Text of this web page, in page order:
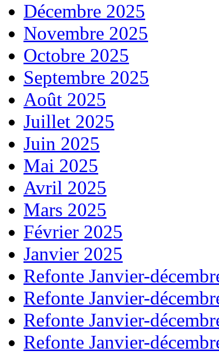
Décembre 2025
Novembre 2025
Octobre 2025
Septembre 2025
Août 2025
Juillet 2025
Juin 2025
Mai 2025
Avril 2025
Mars 2025
Février 2025
Janvier 2025
Refonte Janvier-
Refonte Janvier-
Refonte Janvier-
Refonte Janvier-